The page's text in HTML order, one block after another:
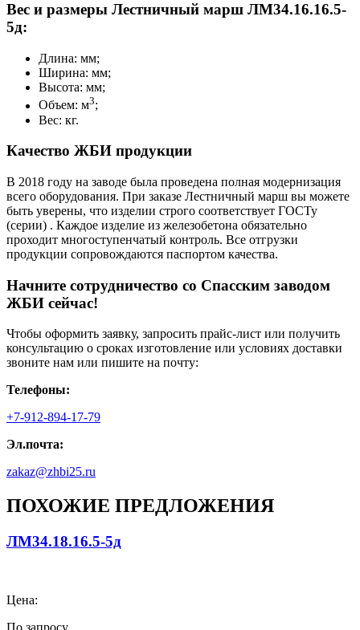
Вес и размеры Лестничный марш ЛМ34.16.16.5-
5д:
Длина: мм;
Ширина: мм;
Высота: мм;
Объем: м3;
Вес: кг.
Качество ЖБИ продукции
В 2018 году на заводе была проведена полная модернизация
всего оборудования. При заказе Лестничный марш вы можете
быть уверены, что изделии строго соответствует ГОСТу
(серии) . Каждое изделие из железобетона обязательно
проходит многоступенчатый контроль. Все отгрузки
продукции сопровождаются паспортом качества.
Начните сотрудничество со Cпасским заводом
ЖБИ сейчас!
Чтобы оформить заявку, запросить прайс-лист или получить
консультацию о сроках изготовление или условиях доставки
звоните нам или пишите на почту:
Телефоны:
+7-912-894-17-79
Эл.почта:
zakaz@zhbi25.ru
ПОХОЖИЕ ПРЕДЛОЖЕНИЯ
ЛМ34.18.16.5-5д
Цена:
По запросу